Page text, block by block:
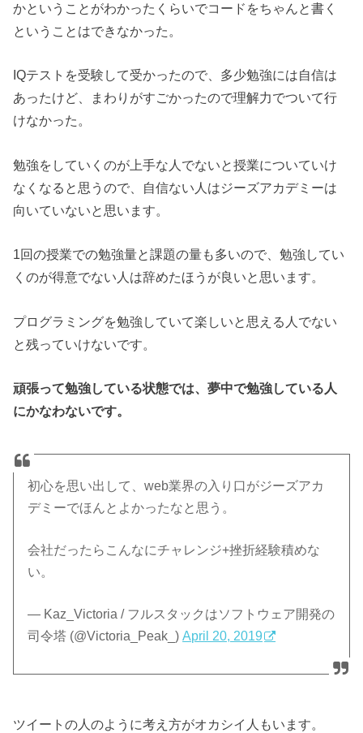
かということがわかったくらいでコードをちゃんと書く
ということはできなかった。
IQテストを受験して受かったので、多少勉強には自信は
あったけど、まわりがすごかったので理解力でついて行
けなかった。
勉強をしていくのが上手な人でないと授業についていけ
なくなると思うので、自信ない人はジーズアカデミーは
向いていないと思います。
1回の授業での勉強量と課題の量も多いので、勉強してい
くのが得意でない人は辞めたほうが良いと思います。
プログラミングを勉強していて楽しいと思える人でない
と残っていけないです。
頑張って勉強している状態では、夢中で勉強している人
にかなわないです。
初心を思い出して、web業界の入り口がジーズアカ
デミーでほんとよかったなと思う。
会社だったらこんなにチャレンジ+挫折経験積めな
い。
— Kaz_Victoria / フルスタックはソフトウェア開発の
司令塔 (@Victoria_Peak_)April 20, 2019
ツイートの人のように考え方がオカシイ人もいます。